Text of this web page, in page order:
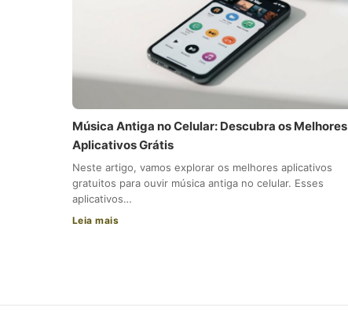
Música Antiga no Celular: Descubra os Melhores
Aplicativos Grátis
Neste artigo, vamos explorar os melhores aplicativos
gratuitos para ouvir música antiga no celular. Esses
aplicativos…
Leia mais